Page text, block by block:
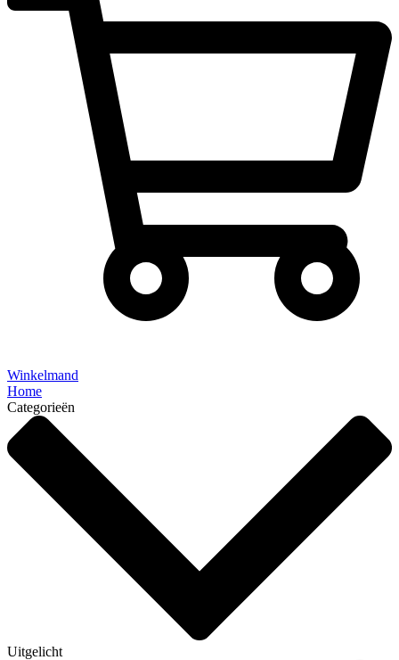
Winkelmand
Home
Categorieën
Uitgelicht